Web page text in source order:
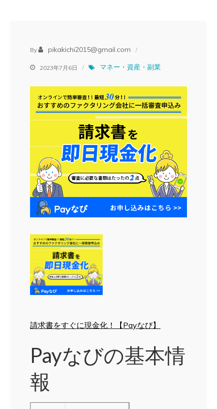
By pikakichi2015@gmail.com
2023年7月6日 マネー・資産・副業
請求書をすぐに現金化！【Payなび】
Payなびの基本情
報